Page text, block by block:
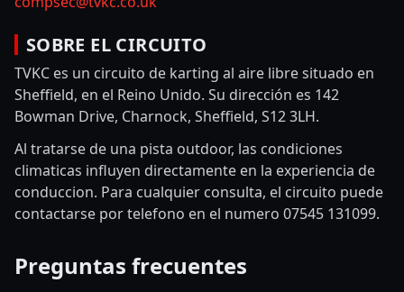
SOBRE EL CIRCUITO
TVKC es un circuito de karting al aire libre situado en
Sheffield, en el Reino Unido. Su dirección es 142
Bowman Drive, Charnock, Sheffield, S12 3LH.
Al tratarse de una pista outdoor, las condiciones
climaticas influyen directamente en la experiencia de
conduccion. Para cualquier consulta, el circuito puede
contactarse por telefono en el numero 07545 131099.
Preguntas frecuentes